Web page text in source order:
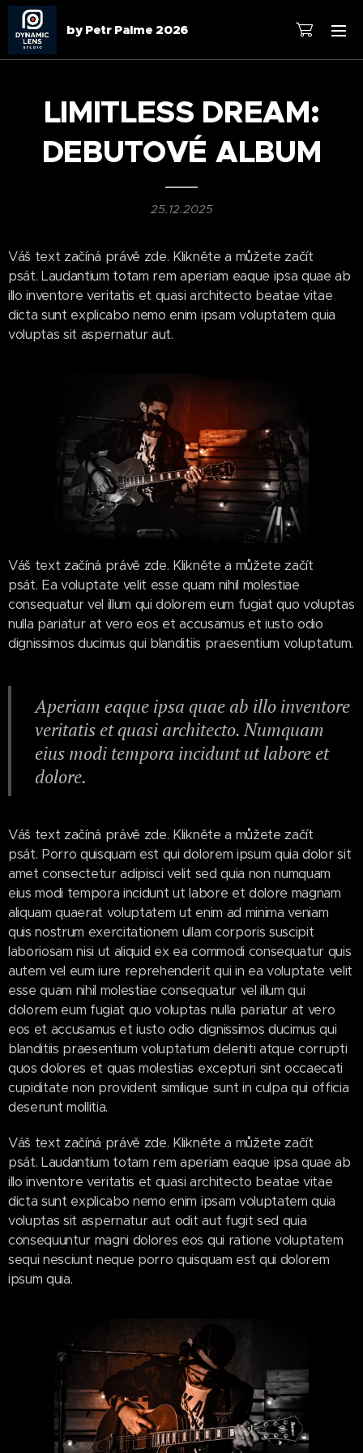
by Petr Palme 2026
LIMITLESS DREAM:
DEBUTOVÉ ALBUM
25.12.2025
Váš text začíná právě zde. Klikněte a můžete začít
psát. Laudantium totam rem aperiam eaque ipsa quae ab
illo inventore veritatis et quasi architecto beatae vitae
dicta sunt explicabo nemo enim ipsam voluptatem quia
voluptas sit aspernatur aut.
Váš text začíná právě zde. Klikněte a můžete začít
psát. Ea voluptate velit esse quam nihil molestiae
consequatur vel illum qui dolorem eum fugiat quo voluptas
nulla pariatur at vero eos et accusamus et iusto odio
dignissimos ducimus qui blanditiis praesentium voluptatum.
Aperiam eaque ipsa quae ab illo inventore
veritatis et quasi architecto. Numquam
eius modi tempora incidunt ut labore et
dolore.
Váš text začíná právě zde. Klikněte a můžete začít
psát. Porro quisquam est qui dolorem ipsum quia dolor sit
amet consectetur adipisci velit sed quia non numquam
eius modi tempora incidunt ut labore et dolore magnam
aliquam quaerat voluptatem ut enim ad minima veniam
quis nostrum exercitationem ullam corporis suscipit
laboriosam nisi ut aliquid ex ea commodi consequatur quis
autem vel eum iure reprehenderit qui in ea voluptate velit
esse quam nihil molestiae consequatur vel illum qui
dolorem eum fugiat quo voluptas nulla pariatur at vero
eos et accusamus et iusto odio dignissimos ducimus qui
blanditiis praesentium voluptatum deleniti atque corrupti
quos dolores et quas molestias excepturi sint occaecati
cupiditate non provident similique sunt in culpa qui officia
deserunt mollitia.
Váš text začíná právě zde. Klikněte a můžete začít
psát. Laudantium totam rem aperiam eaque ipsa quae ab
illo inventore veritatis et quasi architecto beatae vitae
dicta sunt explicabo nemo enim ipsam voluptatem quia
voluptas sit aspernatur aut odit aut fugit sed quia
consequuntur magni dolores eos qui ratione voluptatem
sequi nesciunt neque porro quisquam est qui dolorem
ipsum quia.